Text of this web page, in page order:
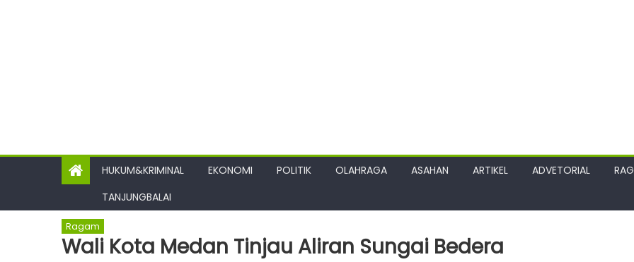
HUKUM&KRIMINAL EKONOMI POLITIK OLAHRAGA ASAHAN ARTIKEL ADVETORIAL
TANJUNGBALAI
Ragam
Wali Kota Medan Tinjau Aliran Sungai Bedera